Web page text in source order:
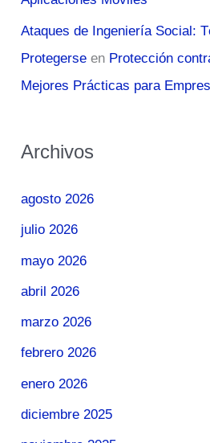
Ataques de Ingeniería Social:
Protegerse en Protección
Mejores Prácticas para
Archivos
agosto 2026
julio 2026
mayo 2026
abril 2026
marzo 2026
febrero 2026
enero 2026
diciembre 2025